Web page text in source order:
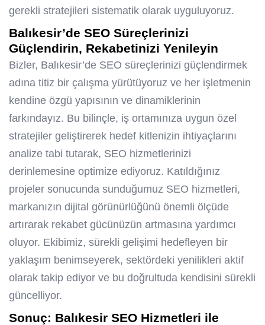
gerekli stratejileri sistematik olarak uyguluyoruz.
Balıkesir’de SEO Süreçlerinizi
Güçlendirin, Rekabetinizi Yenileyin
Bizler, Balıkesir’de SEO süreçlerinizi güçlendirmek
adına titiz bir çalışma yürütüyoruz ve her işletmenin
kendine özgü yapısının ve dinamiklerinin
farkındayız. Bu bilinçle, iş ortamınıza uygun özel
stratejiler geliştirerek hedef kitlenizin ihtiyaçlarını
analize tabi tutarak, SEO hizmetlerinizi
derinlemesine optimize ediyoruz. Katıldığınız
projeler sonucunda sunduğumuz SEO hizmetleri,
markanızın dijital görünürlüğünü önemli ölçüde
artırarak rekabet gücünüzün artmasına yardımcı
oluyor. Ekibimiz, sürekli gelişimi hedefleyen bir
yaklaşım benimseyerek, sektördeki yenilikleri aktif
olarak takip ediyor ve bu doğrultuda kendisini sürekli
güncelliyor.
Sonuç: Balıkesir SEO Hizmetleri ile